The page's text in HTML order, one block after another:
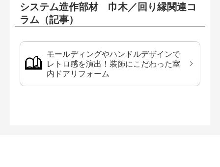
システム造作部材 巾木／回り縁関連コ
ラム（記事）
モールディングやハンドルデザインで
レトロ感を演出！装飾にこだわった室
内ドアリフォーム